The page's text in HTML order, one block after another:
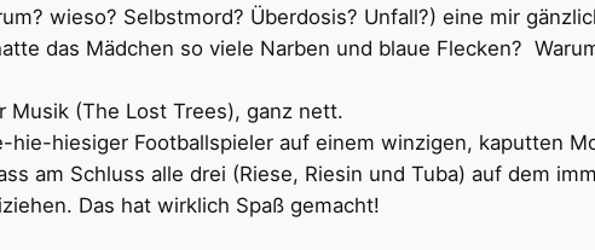
wieso? Selbstmord? Überdosis? Unfall?) eine mir
das Mädchen so viele Narben und blaue Flecken?
Musik (The Lost Trees), ganz nett.
hie-hiesiger Footballspieler auf einem winzigen, kaputten
am Schluss alle drei (Riese, Riesin und Tuba) auf dem
Das hat wirklich Spaß gemacht!